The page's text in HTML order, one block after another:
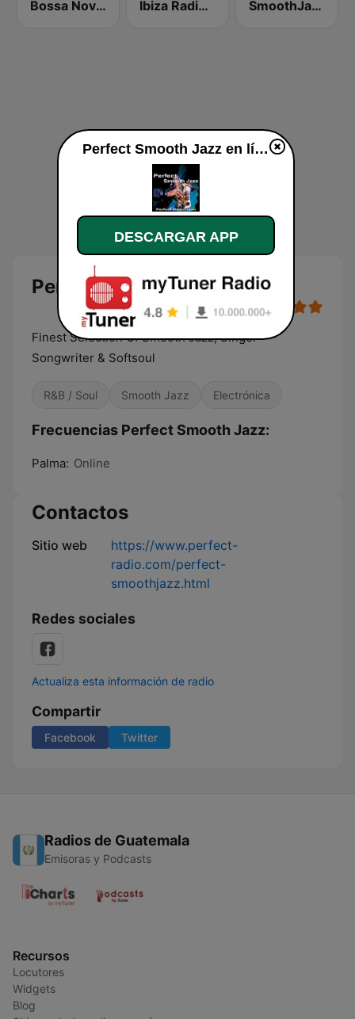
Bossa Nova Vibes Ibiza Radios - Smooth Jazz SmoothJazz.com Global Radio
Perfect Smooth Jazz
Finest Selection Of Smooth Jazz, Singer-
Songwriter & Softsoul
R&B / Soul Smooth Jazz Electrónica
Frecuencias Perfect Smooth Jazz:
Palma: Online
Contactos
Sitio web
https://www.perfect-
radio.com/perfect-
smoothjazz.html
Redes sociales
Actualiza esta información de radio
Compartir
Facebook Twitter
Radios de Guatemala
Emisoras y Podcasts
Recursos
Locutores
Widgets
Blog
Perfect Smooth Jazz en línea
DESCARGAR APP